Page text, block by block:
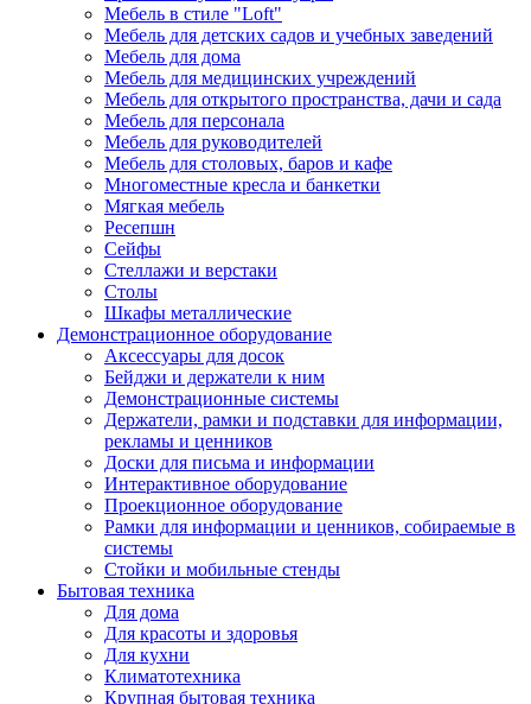
Мебель в стиле "Loft"
Мебель для детских садов и учебных заведений
Мебель для дома
Мебель для медицинских учреждений
Мебель для открытого пространства, дачи и сада
Мебель для персонала
Мебель для руководителей
Мебель для столовых, баров и кафе
Многоместные кресла и банкетки
Мягкая мебель
Ресепшн
Сейфы
Стеллажи и верстаки
Столы
Шкафы металлические
Демонстрационное оборудование
Аксессуары для досок
Бейджи и держатели к ним
Демонстрационные системы
Держатели, рамки и подставки для информации,
рекламы и ценников
Доски для письма и информации
Интерактивное оборудование
Проекционное оборудование
Рамки для информации и ценников, собираемые в
системы
Стойки и мобильные стенды
Бытовая техника
Для дома
Для красоты и здоровья
Для кухни
Климатотехника
Крупная бытовая техника